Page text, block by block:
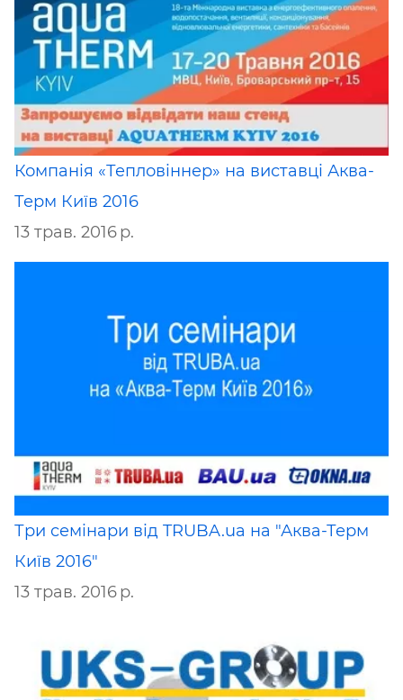
Компанія «Тепловіннер» на виставці Аква-
Терм Київ 2016
13 трав. 2016 р.
Три семінари від TRUBA.ua на "Аква-Терм
Київ 2016"
13 трав. 2016 р.